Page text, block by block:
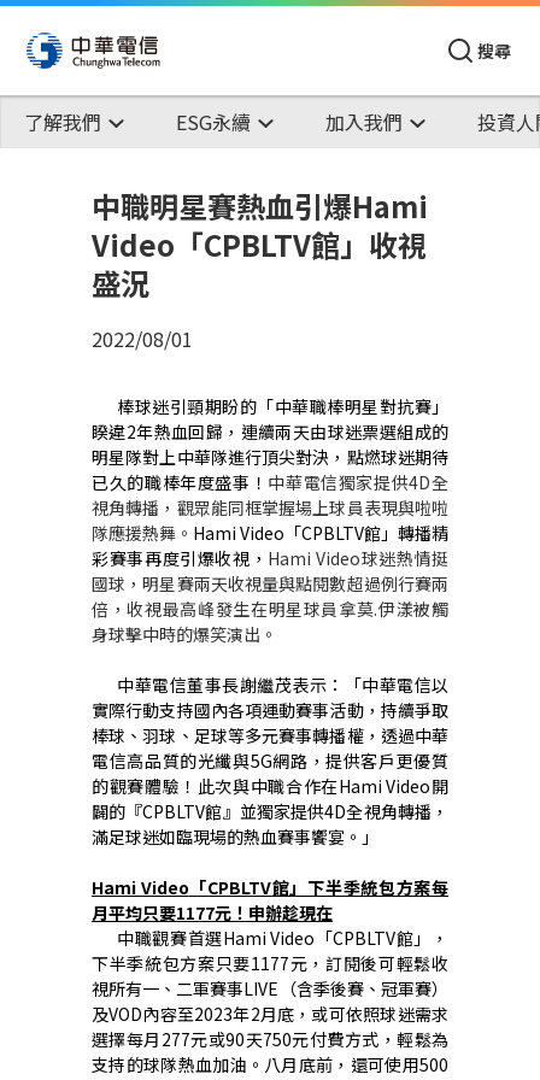
搜尋
了解我們 ESG永續 加入我們 投資
中職明星賽熱血引爆Hami
Video「CPBLTV館」收視
盛況
2022/08/01
棒球迷引頸期盼的「中華職棒明星對抗賽」
睽違2年熱血回歸，連續兩天由球迷票選組成的
明星隊對上中華隊進行頂尖對決，點燃球迷期待
已久的職棒年度盛事！ 中華電信獨家提供4D全
視角轉播，觀眾能同框掌握場上球員表現與啦啦
隊應援熱舞。 Hami Video 「CPBLTV館」轉播精
彩賽事再度引爆收視， Hami Video球迷熱情挺
國球，明星賽兩天收視量與點閱數超過例行賽兩
倍，收視最高峰發生在明星球員拿莫.伊漾被觸
身球擊中時的爆笑演出。
中華電信董事長謝繼茂表示：「中華電信以
實際行動支持國內各項運動賽事活動，持續爭取
棒球、羽球、足球等多元賽事轉播權，透過中華
電信高品質的光纖與5G網路，提供客戶更優質
的觀賽體驗！此次與中職合作在Hami Video開
闢的『CPBLTV館』並獨家提供4D全視角轉播，
滿足球迷如臨現場的熱血賽事饗宴。」
Hami Video 「CPBLTV館」下半季統包方案每
月平均只要1177元！申辦趁現在
中職觀賽首選Hami Video 「CPBLTV館」，
下半季統包方案只要1177元，訂閱後可輕鬆收
視所有一、二軍賽事LIVE （含季後賽、冠軍賽）
及VOD內容至2023年2月底，或可依照球迷需求
選擇每月 277元或90天750元付費方式，輕鬆為
支持的球隊熱血加油。八月底前，還可使用500